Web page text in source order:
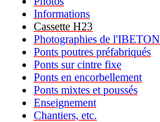
Informations
Cassette H23
Photographies de l'IBETON
Ponts poutres préfabriqués
Ponts sur cintre fixe
Ponts en encorbellement
Ponts mixtes et poussés
Enseignement
Chantiers, etc.